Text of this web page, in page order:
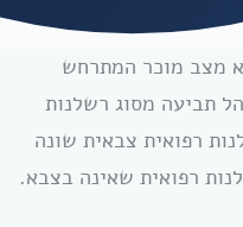
מצב מוכר המתרחש
תביעה מסוג רשלנות
רפואית צבאית שונה
רפואית שאינה בצבא.